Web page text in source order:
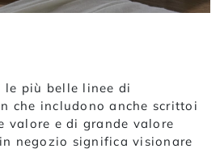
le più belle linee di
che includono anche scrittoi
valore e di grande valore
negozio significa visionare